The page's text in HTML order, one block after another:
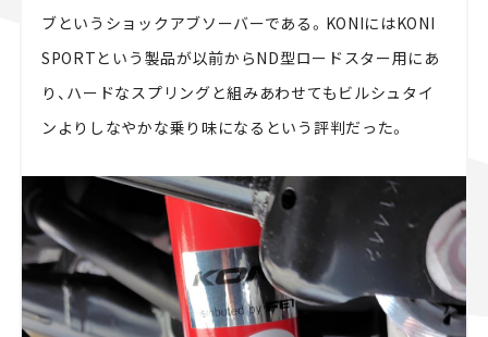
ブというショックアブソーバーである。KONIにはKONI
SPORTという製品が以前からND型ロードスター用にあ
り、ハードなスプリングと組みあわせてもビルシュタイ
ンよりしなやかな乗り味になるという評判だった。